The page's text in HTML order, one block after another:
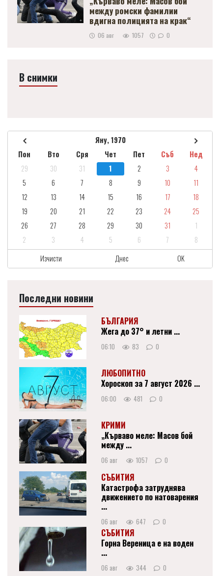
между ромски фамилии
вдигна полицията на крак“
06 авг 1057 0
В снимки
Яну, 1970
Пон
Вто Сря Чет Пет Съб
Нед
29
30 31 1 2 3
4
5
6 7 8 9 10
11
12
13 14 15 16 17
18
19
20 21 22 23 24
25
26
27 28 29 30 31
1
2
3 4 5 6 7
8
Изчисти
Днес OK
Последни новини
БЪЛГАРИЯ
Жега до 37° и летни ...
06:10 83 0
ЛЮБОПИТНО
Хороскоп за 7 август 2026 ...
06:00 481 0
КРИМИ
„Кърваво меле: Масов бой
между ...
06 авг 1057 0
СЪБИТИЯ
Катастрофа затруднява
движението по натоварения
...
06 авг 647 0
СЪБИТИЯ
Горна Вереница е на воден
...
06 авг 344 0